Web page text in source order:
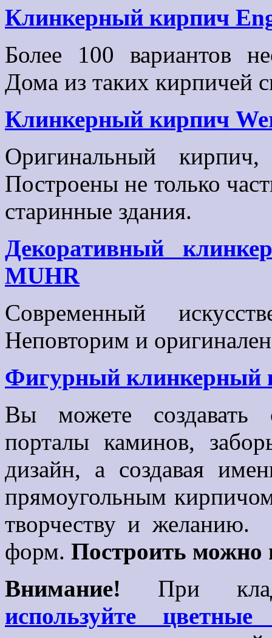
Клинкерный кирпич
Более 100 вариантов
Дома из таких кирпичей
Клинкерный кирпич
Оригинальный
Построены не только
старинные здания.
Декоративный
MUHR
Современный
Неповторим и
Фигурный клинкерный
Вы можете создавать
порталы каминов,
дизайн, а создавая
прямоугольным
творчеству и желанию.
форм. Построить можно
Внимание! При
используйте